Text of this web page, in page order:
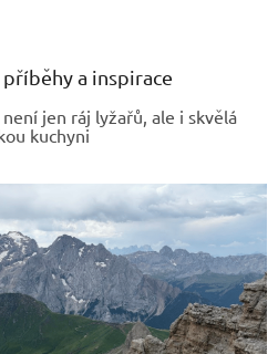
í
p
r
v
ý
p
i
s
u
a inspirace
jen ráj lyžařů, ale i skvělá
kuchyni